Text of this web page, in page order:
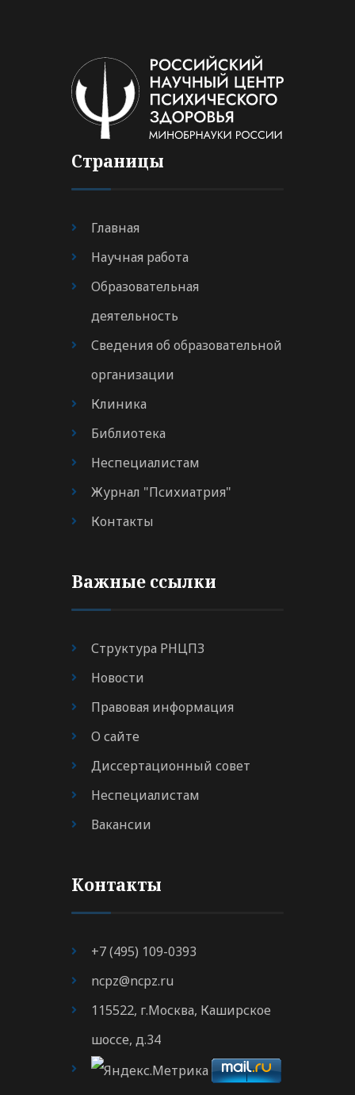
Страницы
Главная
Научная работа
Образовательная
деятельность
Сведения об образовательной
организации
Клиника
Библиотека
Неспециалистам
Журнал "Психиатрия"
Контакты
Важные ссылки
Структура РНЦПЗ
Новости
Правовая информация
О сайте
Диссертационный совет
Неспециалистам
Вакансии
Контакты
+7 (495) 109-0393
ncpz@ncpz.ru
115522, г.Москва, Каширское
шоссе, д.34